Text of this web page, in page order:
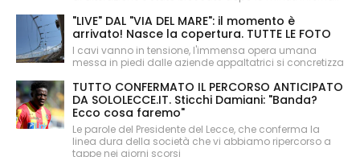
"LIVE" DAL "VIA DEL MARE": il momento è
arrivato! Nasce la copertura. TUTTE LE FOTO
I cavi vanno in tensione, l'immensa opera umana
messa in piedi dalle aziende appaltatrici si concretizza
TUTTO CONFERMATO IL PERCORSO ANTICIPATO
DA SOLOLECCE.IT. Sticchi Damiani: "Banda?
Ecco cosa faremo"
Le parole del Presidente del Lecce, che conferma la
linea dura della società che vi abbiamo ripercorso a
tappe nei giorni scorsi